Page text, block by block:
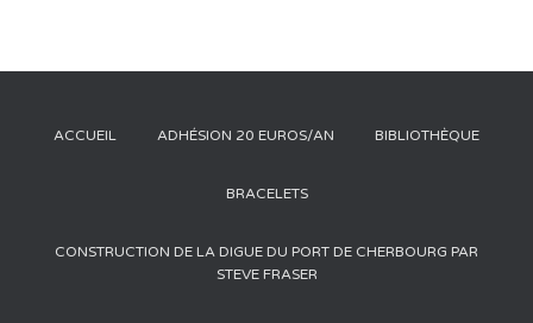
ACCUEIL ADHÉSION 20 EUROS/AN BIBLIOTHÈQUE
BRACELETS
CONSTRUCTION DE LA DIGUE DU PORT DE CHERBOURG PAR
STEVE FRASER